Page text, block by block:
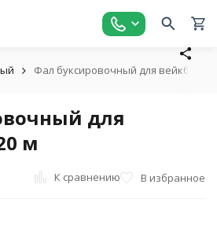
Фал буксировочный для
для
м
К сравнению В избранное